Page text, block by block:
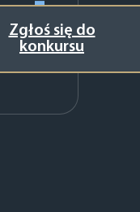
Zgłoś się do
konkursu